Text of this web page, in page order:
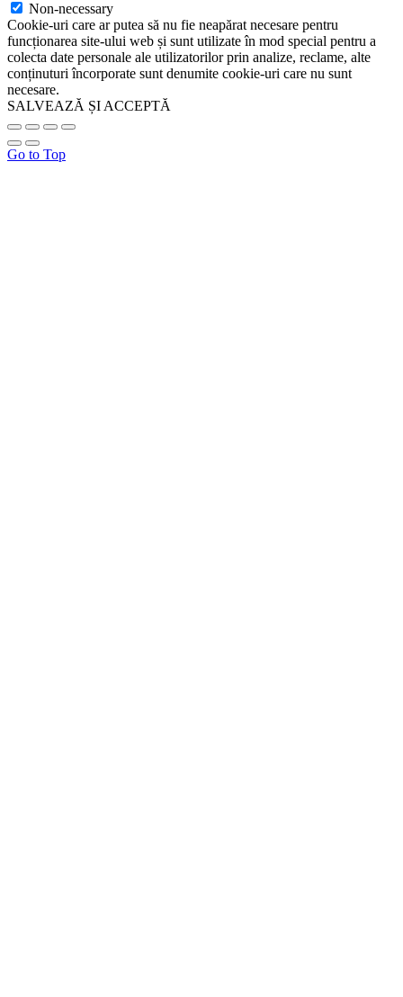
Non-necessary
Cookie-uri care ar putea să nu fie neapărat necesare pentru
funcționarea site-ului web și sunt utilizate în mod special pentru a
colecta date personale ale utilizatorilor prin analize, reclame, alte
conținuturi încorporate sunt denumite cookie-uri care nu sunt
necesare.
SALVEAZĂ ȘI ACCEPTĂ
Go to Top